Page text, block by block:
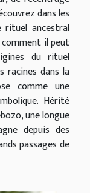
dans les
rituel ancestral
il peut
du rituel
racines dans la
comme une
Hérité
une longue
depuis des
passages de